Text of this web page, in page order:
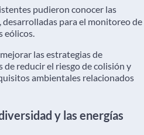
pudieron conocer las
, desarrolladas para el monitoreo de
eólicos.
las estrategias de
reducir el riesgo de colisión y
ambientales relacionados
y las energías